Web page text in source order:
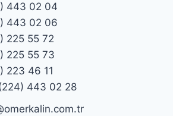
443 02 04
443 02 06
225 55 72
225 55 73
223 46 11
443 02 28